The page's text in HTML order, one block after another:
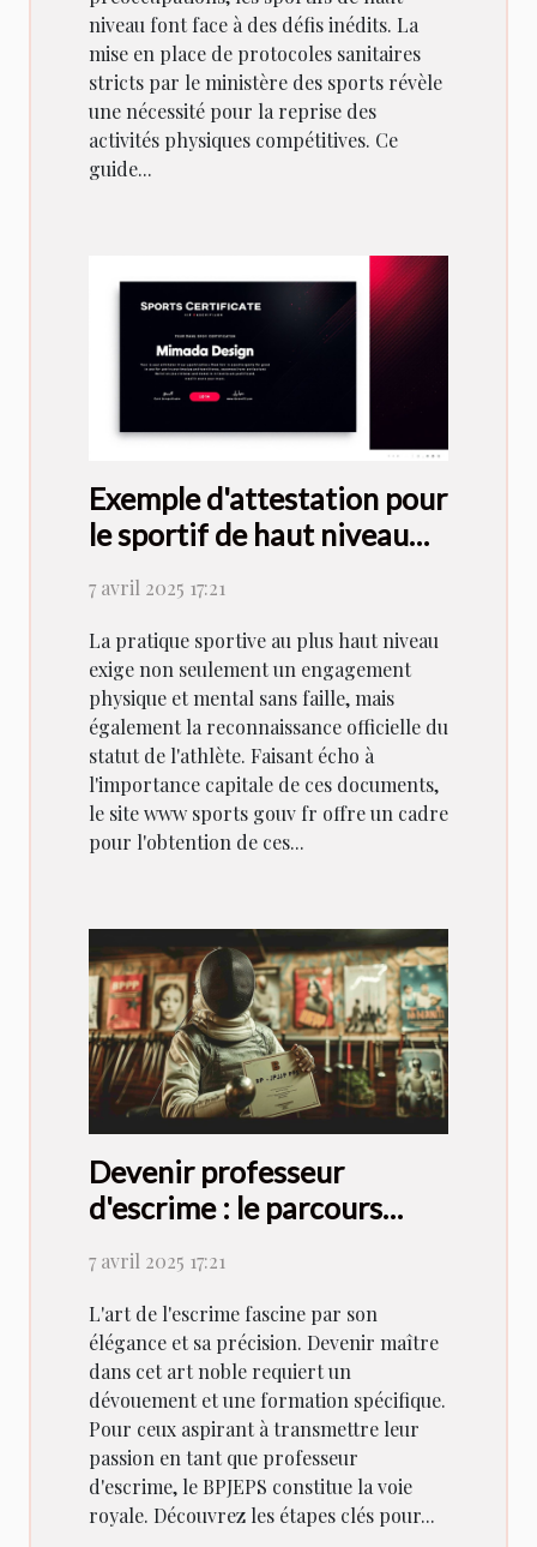
niveau font face à des défis inédits. La
mise en place de protocoles sanitaires
stricts par le ministère des sports révèle
une nécessité pour la reprise des
activités physiques compétitives. Ce
guide...
Exemple d'attestation pour
le sportif de haut niveau
selon www sports gouv fr
7 avril 2025 17:21
La pratique sportive au plus haut niveau
exige non seulement un engagement
physique et mental sans faille, mais
également la reconnaissance officielle du
statut de l'athlète. Faisant écho à
l'importance capitale de ces documents,
le site www sports gouv fr offre un cadre
pour l'obtention de ces...
Devenir professeur
d'escrime : le parcours
pour obtenir le BPJEPS
7 avril 2025 17:21
L'art de l'escrime fascine par son
élégance et sa précision. Devenir maître
dans cet art noble requiert un
dévouement et une formation spécifique.
Pour ceux aspirant à transmettre leur
passion en tant que professeur
d'escrime, le BPJEPS constitue la voie
royale. Découvrez les étapes clés pour...